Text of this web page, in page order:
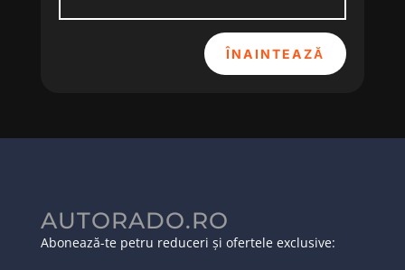
ÎNAINTEAZĂ
AUTORADO.RO
Abonează-te petru reduceri și ofertele exclusive: